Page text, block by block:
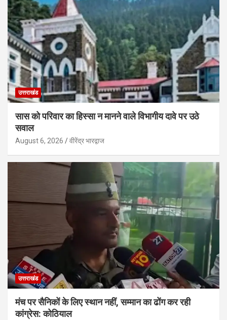
उत्तराखंड
सास को परिवार का हिस्सा न मानने वाले विभागीय दावे पर उठे
सवाल
August 6, 2026 वीरेंद्र भारद्वाज
उत्तराखंड
मंच पर सैनिकों के लिए स्थान नहीं, सम्मान का ढोंग कर रही
कांग्रेस: कोठियाल